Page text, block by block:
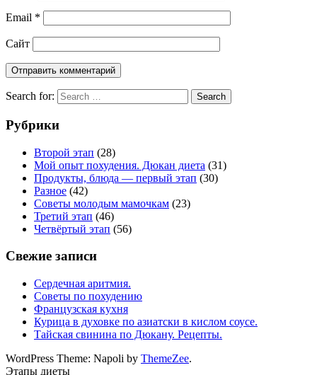
Email *
Сайт
Search for: Search
Рубрики
Второй этап (28)
Мой опыт похудения. Дюкан диета (31)
Продукты, блюда — первый этап (30)
Разное (42)
Советы молодым мамочкам (23)
Третий этап (46)
Четвёртый этап (56)
Свежие записи
Сердечная аритмия.
Советы по похудению
Французская кухня
Курица в духовке по азиатски в кислом соусе.
Тайская свинина по Дюкану. Рецепты.
WordPress Theme: Napoli by ThemeZee.
Этапы диеты